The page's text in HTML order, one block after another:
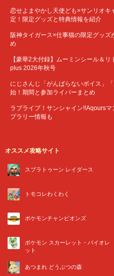
恋せよまやかし天使ども×サンリオキ
定！限定グッズと特典情報を紹介
阪神タイガース×仕事猫の限定グッズ
め
【豪華2大付録】ムーミンシール＆
plus 2026年秋号
にじさんじ「がんばらないボイス」
始！期間と参加ライバーまとめ
ラブライブ！サンシャイン!!Aqours
プラリー情報も
オススメ攻略サイト
スプラトゥーン レイダース
トモコレわくわく
ポケモンチャンピオンズ
ポケモン スカーレット・バイオレ
ット
あつまれ どうぶつの森